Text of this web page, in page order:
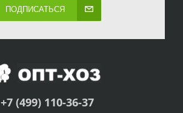
ПОДПИСАТЬСЯ
+7 (499) 110-36-37